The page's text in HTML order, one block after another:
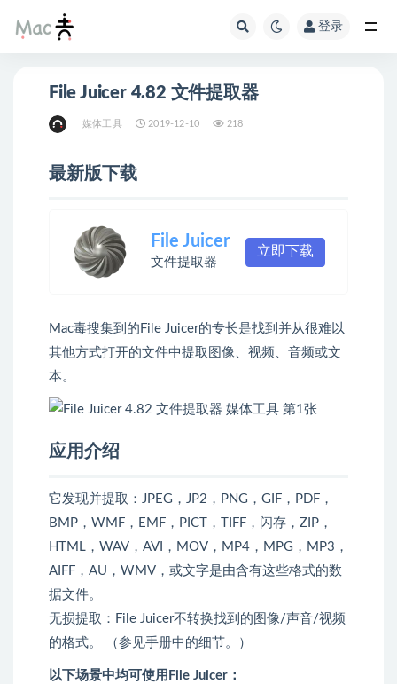
登录
File Juicer 4.82 文件提取器
媒体工具 2019-12-10 218
最新版下载
File Juicer
文件提取器
立即下载
Mac毒搜集到的File Juicer的专长是找到并从很难以
其他方式打开的文件中提取图像、视频、音频或文
本。
应用介绍
它发现并提取：JPEG，JP2，PNG，GIF，PDF，
BMP，WMF，EMF，PICT，TIFF，闪存，ZIP，
HTML，WAV，AVI，MOV，MP4，MPG，MP3，
AIFF，AU，WMV，或文字是由含有这些格式的数
据文件。
无损提取：File Juicer不转换找到的图像/声音/视频
的格式。 （参见手册中的细节。）
以下场景中均可使用File Juicer：